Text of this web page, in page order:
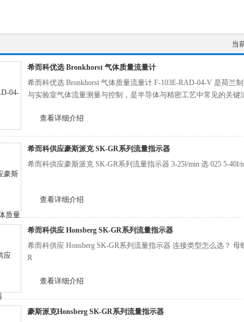
当
希而科优选 Bronkhorst 气体质量流量计
希而科优选 Bronkhorst 气体质量流量计 F-103E-RAD-04-V 是荷兰
与实验室气体流量测量与控制，是半导体与精密工艺中常见的关键
查看详细介绍
希而科供应豪斯派克 SK-GR系列流量指示器
希而科供应豪斯派克 SK-GR系列流量指示器 3-25l/min 选 025 5-40l/
查看详细介绍
希而科供应 Honsberg SK-GR系列流量指示器
希而科供应 Honsberg SK-GR系列流量指示器 连接类型怎么选？
R
查看详细介绍
豪斯派克Honsberg SK-GR系列流量指示器